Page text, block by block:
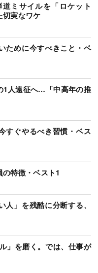
ミサイルを「ロケット
切実なワケ
ために今すべきこと・ベ
1人遠征へ…「中高年の推
すぐやるべき習慣・ベス
特徴・ベスト1
人」を残酷に分断する、
」を磨く。では、仕事が